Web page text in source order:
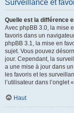
Surveillance et
Quelle est la différence
Avec phpBB 3.0, la mise
favoris dans un
phpBB 3.1, la mise en
sujet. Vous pouvez
jour. Cependant, la
a une mise à jour dans
les favoris et les
l’utilisateur dans l’onglet
Haut